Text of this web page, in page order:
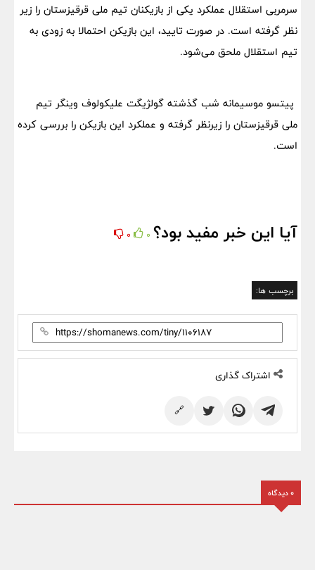
سرمربی استقلال عملکرد یکی از بازیکنان تیم ملی قرقیزستان را زیر
نظر گرفته است. در صورت تایید، این بازیکن احتمالا به زودی به
تیم استقلال ملحق می‌شود.
پیتسو موسیمانه شب گذشته گولژیگت علیکولوف وینگر تیم
ملی قرقیزستان را زیرنظر گرفته و عملکرد این بازیکن را بررسی کرده
است.
آیا این خبر مفید بود؟ 0
0
برچسب ها:
اشتراک گذاری
🔗
0 دیدگاه